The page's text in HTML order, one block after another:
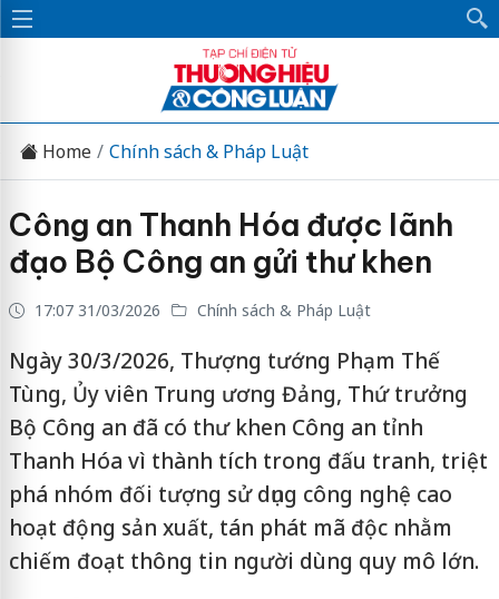
Home Chính sách & Pháp Luật
Công an Thanh Hóa được lãnh
đạo Bộ Công an gửi thư khen
17:07 31/03/2026 Chính sách & Pháp Luật
Ngày 30/3/2026, Thượng tướng Phạm Thế
Tùng, Ủy viên Trung ương Đảng, Thứ trưởng
Bộ Công an đã có thư khen Công an tỉnh
Thanh Hóa vì thành tích trong đấu tranh, triệt
phá nhóm đối tượng sử dụng công nghệ cao
hoạt động sản xuất, tán phát mã độc nhằm
chiếm đoạt thông tin người dùng quy mô lớn.